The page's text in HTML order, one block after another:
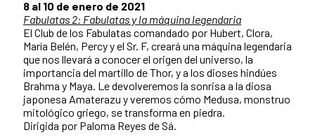
8 al 10 de enero de 2021
Fabulatas 2: Fabulatas y la máquina legendaria
El Club de los Fabulatas comandado por Hubert, Clora,
María Belén, Percy y el Sr. F, creará una máquina legendaria
que nos llevará a conocer el origen del universo, la
importancia del martillo de Thor, y a los dioses hindúes
Brahma y Maya. Le devolveremos la sonrisa a la diosa
japonesa Amaterazu y veremos cómo Medusa, monstruo
mitológico griego, se transforma en piedra.
Dirigida por Paloma Reyes de Sá.